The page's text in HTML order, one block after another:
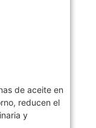
de aceite en
reducen el
y